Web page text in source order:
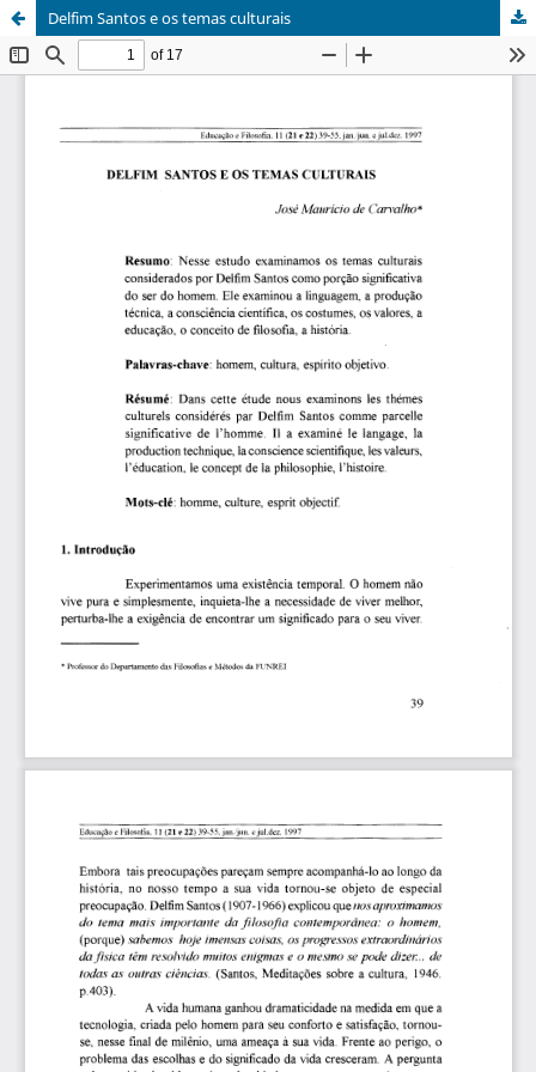
Delfim Santos e os temas culturais